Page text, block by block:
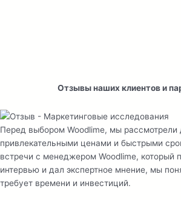
Отзывы наших клиентов и
Перед выбором Woodlime, мы рассмотрели
привлекательными ценами и быстрыми
встречи с менеджером Woodlime, который
интервью и дал экспертное мнение, мы
требует времени и инвестиций.